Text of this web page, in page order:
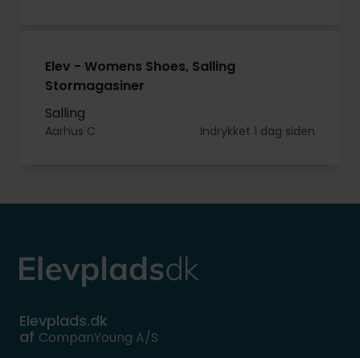
Elev - Womens Shoes, Salling
Stormagasiner
Salling
Aarhus C Indrykket 1 dag siden
Elevplads.dk
af CompanYoung A/S